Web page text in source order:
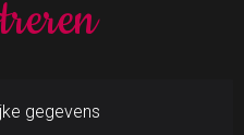
gegevens